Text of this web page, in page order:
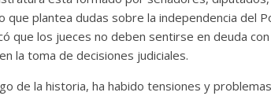
plantea dudas sobre la independencia del
que los jueces no deben sentirse en deuda
la toma de decisiones judiciales.
de la historia, ha habido tensiones y